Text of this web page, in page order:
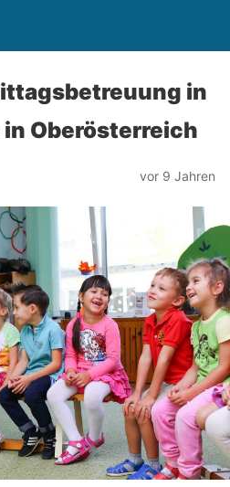
in
Oberösterreich
vor 9 Jahren